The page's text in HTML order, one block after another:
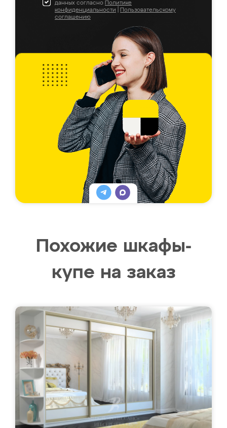
данных согласно Политике
конфиденциальности
Пользовательскому
соглашению
Похожие шкафы-
купе на заказ